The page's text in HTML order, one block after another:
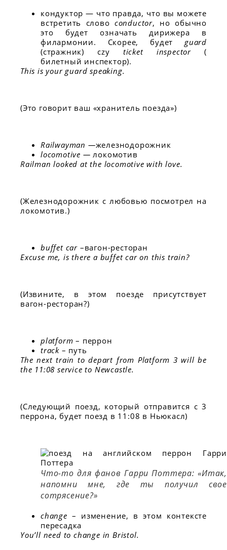
кондуктор — что правда, что вы можете
встретить слово conductor, но обычно
это будет означать дирижера в
филармонии. Скорее, будет guard
(стражник) czy ticket inspector (
билетный инспектор).
This is your guard speaking.
(Это говорит ваш «хранитель поезда»)
Railwayman —железнодорожник
locomotive —локомотив
Railman looked at the locomotive with love.
(Железнодорожник с любовью посмотрел на
локомотив.)
buffet car –вагон-ресторан
Excuse me, is there a buffet car on this train?
(Извините, в этом поезде присутствует
вагон-ресторан?)
platform – перрон
track – путь
The next train to depart from Platform 3 will be
the 11:08 service to Newcastle.
(Следующий поезд, который отправится с 3
перрона, будет поезд в 11:08 в Ньюкасл)
Что-то для фанов Гарри Поттера: «Итак,
напомни мне, где ты получил свое
сотрясение?»
change – изменение, в этом контексте
пересадка
You’ll need to change in Bristol.